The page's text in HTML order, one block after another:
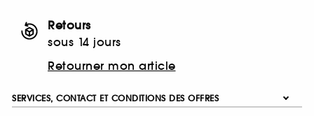
Retours
sous 14 jours
Retourner mon article
SERVICES, CONTACT ET CONDITIONS DES OFFRES